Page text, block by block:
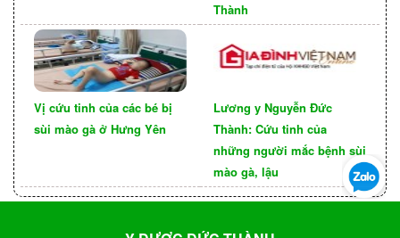
Loại thuốc
Phương pháp
Thuốc bôi:Đây là
nhóm thuốc được sử
tác dụng tiêu diệt virus
Imiquimod
5%:Đây là loại
thuốc bôi được sử
dụng phổ biến
Thành
Vị cứu tinh của các bé bị
sùi mào gà ở Hưng Yên
Lương y Nguyễn Đức
Thành: Cứu tinh của
những người mắc bệnh sùi
mào gà, lậu